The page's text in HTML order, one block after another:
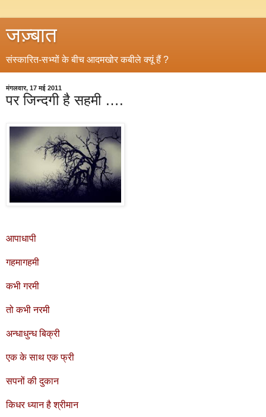
जज़्बात
संस्कारित-सभ्यों के बीच आदमखोर कबीले क्यूं हैं ?
मंगलवार, 17 मई 2011
पर जिन्दगी है सहमी ….
आपाधापी
गहमागहमी
कभी गरमी
तो कभी नरमी
अन्धाधुन्ध बिक्री
एक के साथ एक फ्री
सपनों की दुकान
किधर ध्यान है श्रीमान